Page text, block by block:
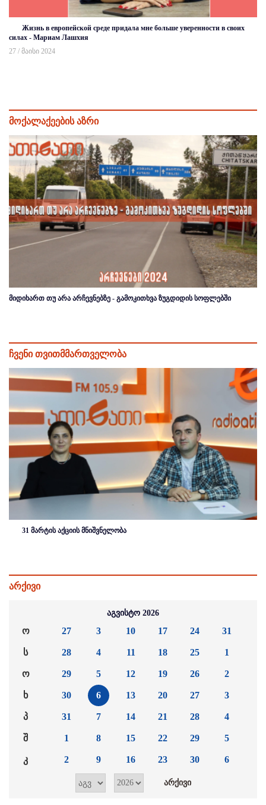
Жизнь в европейской среде придала мне больше уверенности в своих
силах - Мариам Лашхия
27 / მაისი 2024
მოქალაქეების აზრი
მიდიხართ თუ არა არჩევნებზე - გამოკითხვა ზუგდიდის სოფლებში
ჩვენი თვითმმართველობა
31 მარტის აქციის მნიშვნელობა
არქივი
აგვისტო 2026
ო
ს
ო
ხ
პ
შ
კ
27
28
29
30
31
1
2
3
4
5
6
7
8
9
10
11
12
13
14
15
16
17
18
19
20
21
22
23
24
25
26
27
28
29
30
31
1
2
3
4
5
6